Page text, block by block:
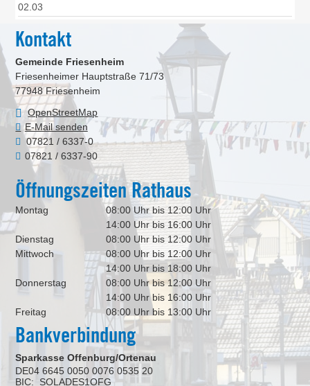
02.03
Kontakt
Gemeinde Friesenheim
Friesenheimer Hauptstraße 71/73
77948 Friesenheim
OpenStreetMap
E-Mail senden
07821 / 6337-0
07821 / 6337-90
Öffnungszeiten Rathaus
Montag
08:00 Uhr bis 12:00 Uhr
14:00 Uhr bis 16:00 Uhr
Dienstag
08:00 Uhr bis 12:00 Uhr
Mittwoch
08:00 Uhr bis 12:00 Uhr
14:00 Uhr bis 18:00 Uhr
Donnerstag
08:00 Uhr bis 12:00 Uhr
14:00 Uhr bis 16:00 Uhr
Freitag
08:00 Uhr bis 13:00 Uhr
Bankverbindung
Sparkasse Offenburg/Ortenau
DE04 6645 0050 0076 0535 20
BIC: SOLADES1OFG